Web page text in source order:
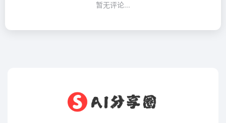
暂无评论...